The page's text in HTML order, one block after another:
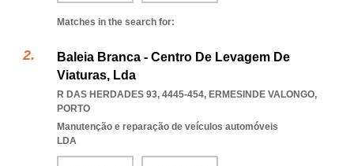
Matches in the search for:
Baleia Branca - Centro De Levagem De
Viaturas, Lda
R DAS HERDADES 93, 4445-454, ERMESINDE VALONGO,
PORTO
Manutenção e reparação de veículos automóveis
LDA